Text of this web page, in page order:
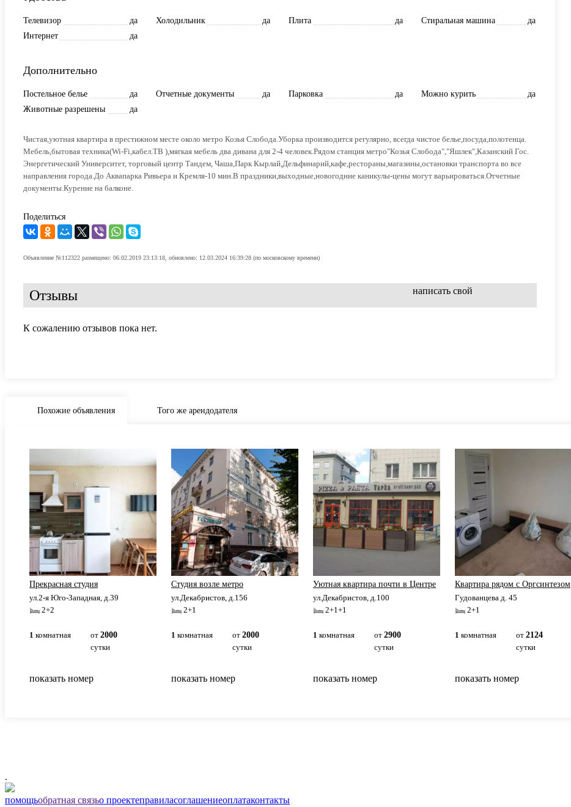
Телевизор да Холодильник да Плита да Стиральная машина
да
Интернет
да
Дополнительно
Постельное белье да Отчетные документы да Парковка да Можно курить
да
Животные разрешены
да
Чистая,уютная квартира в престижном месте около метро Козья Слобода.Уборка производится регулярно, всегда чистое белье,посуда,полотенца.
Мебель,бытовая техника(Wi-Fi,кабел.ТВ ),мягкая мебель два дивана для 2-4 человек.Рядом станция метро"Козья Слобода","Яшлек",Казанский Гос.
Энергетический Университет, торговый центр Тандем, Чаша,Парк Кырлай,Дельфинарий,кафе,рестораны,магазины,остановки транспорта во все
направления города.До Аквапарка Ривьера и Кремля-10 мин.В праздники,выходные,новогодние каникулы-цены могут варьироваться.Отчетные
документы.Курение на балконе.
Поделиться
Объявление №112322 размещено: 06.02.2019 23:13:18, обновлено: 12.03.2024 16:39:28 (по московскому времени)
Отзывы написать свой
К сожалению отзывов пока нет.
Похожие объявления Того же арендодателя
Прекрасная студия
ул.2-я Юго-Западная, д.39
2+2
1 комнатная от 2000
сутки
показать номер
Студия возле метро
ул.Декабристов, д.156
2+1
1 комнатная от 2000
сутки
показать номер
Уютная квартира почти в Центре
ул.Декабристов, д.100
2+1+1
1 комнатная от 2900
сутки
показать номер
Квартира рядом с Оргсинтезом
Гудованцева д. 45
2+1
1 комнатная от 2124
сутки
показать номер
.
помощьобратная связьо проектеправиласоглашениеоплатаконтакты